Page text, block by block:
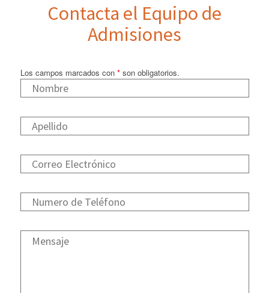
Contacta el Equipo de
Admisiones
Los campos marcados con *son obligatorios.